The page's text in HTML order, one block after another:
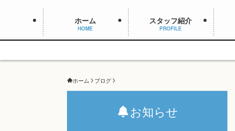
ホーム
HOME
スタッフ紹介
PROFILE
ホーム ブログ
お知らせ